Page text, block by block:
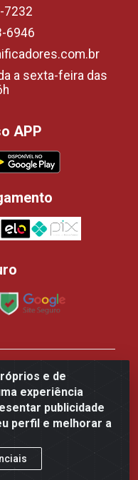
e de
experiência
publicidade
perfil e melhorar a
7232
6946
a sexta-feira das
APP
Distribuidora de
Beija-flor Vermelho,
69.041-050 - CNPJ
61